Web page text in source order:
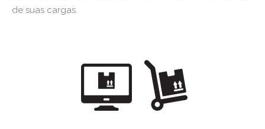
de suas cargas.